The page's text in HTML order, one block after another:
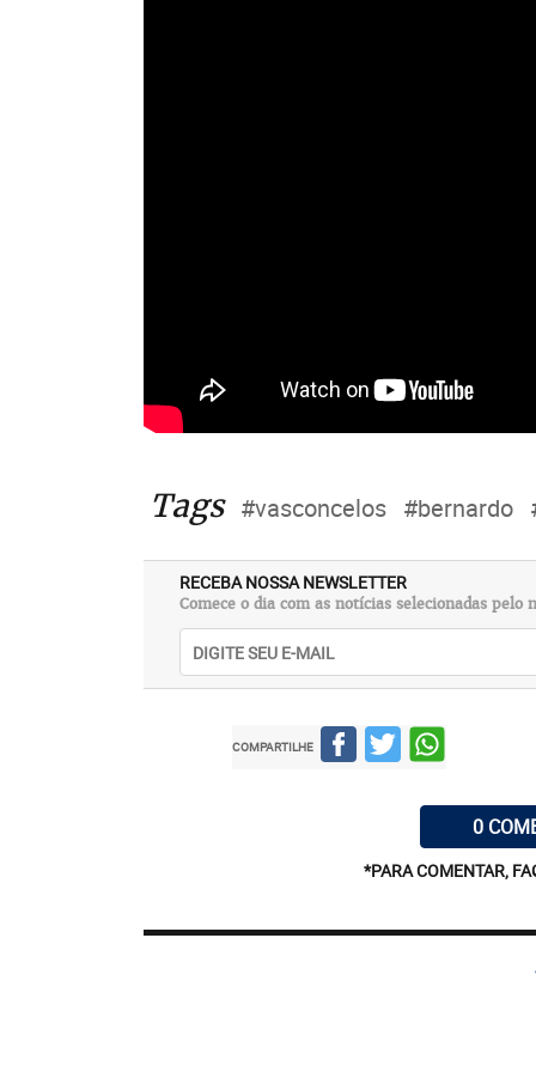
Tags #vasconcelos #bernardo
RECEBA NOSSA NEWSLETTER
Comece o dia com as notícias selecionadas pelo
COMPARTILHE
0
*PARA COMENTAR,